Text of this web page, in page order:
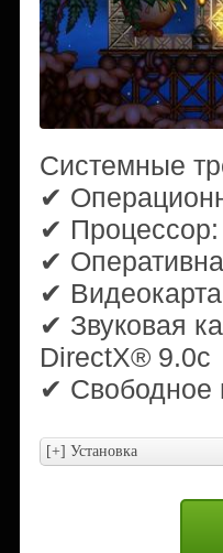
Системные
✔
✔
✔
✔
✔ Звуковая
DirectX® 9.0с
✔ Свободное